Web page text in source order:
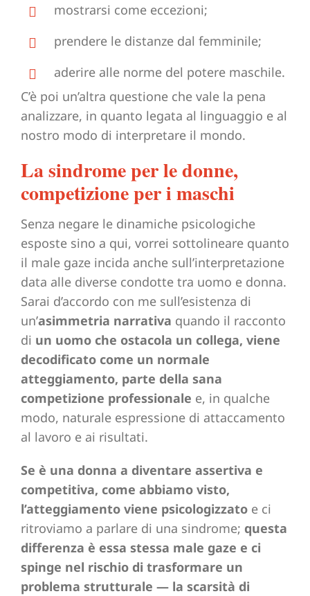
mostrarsi come eccezioni;
prendere le distanze dal femminile;
aderire alle norme del potere maschile.
C’è poi un’altra questione che vale la pena
analizzare, in quanto legata al linguaggio e al
nostro modo di interpretare il mondo.
La sindrome per le donne,
competizione per i maschi
Senza negare le dinamiche psicologiche
esposte sino a qui, vorrei sottolineare quanto
il male gaze incida anche sull’interpretazione
data alle diverse condotte tra uomo e donna.
Sarai d’accordo con me sull’esistenza di
un’asimmetria narrativa quando il racconto
di un uomo che ostacola un collega, viene
decodificato come un normale
atteggiamento, parte della sana
competizione professionale e, in qualche
modo, naturale espressione di attaccamento
al lavoro e ai risultati.
Se è una donna a diventare assertiva e
competitiva, come abbiamo visto,
l’atteggiamento viene psicologizzato e ci
ritroviamo a parlare di una sindrome; questa
differenza è essa stessa male gaze e ci
spinge nel rischio di trasformare un
problema strutturale — la scarsità di